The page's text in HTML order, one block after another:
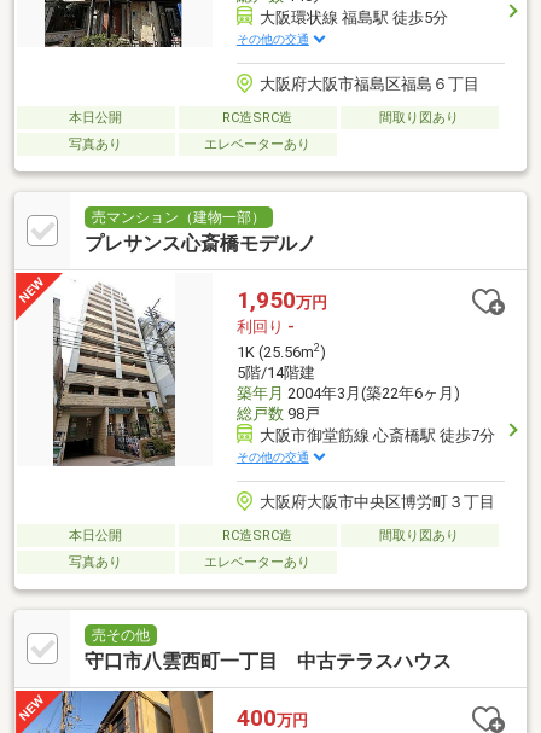
大阪環状線 福島駅 徒歩5分
その他の交通
大阪府大阪市福島区福島６丁目
本日公開 RC造SRC造
間取り図あり
写真あり
エレベーターあり
売マンション（建物一部）
プレサンス心斎橋モデルノ
1,950万円
利回り -
1K (25.56m2)
5階/14階建
築年月 2004年3月(築22年6ヶ月)
総戸数98戸
大阪市御堂筋線 心斎橋駅 徒歩7分
その他の交通
大阪府大阪市中央区博労町３丁目
本日公開 RC造SRC造
間取り図あり
写真あり
エレベーターあり
売その他
守口市八雲西町一丁目 中古テラスハウス
400万円